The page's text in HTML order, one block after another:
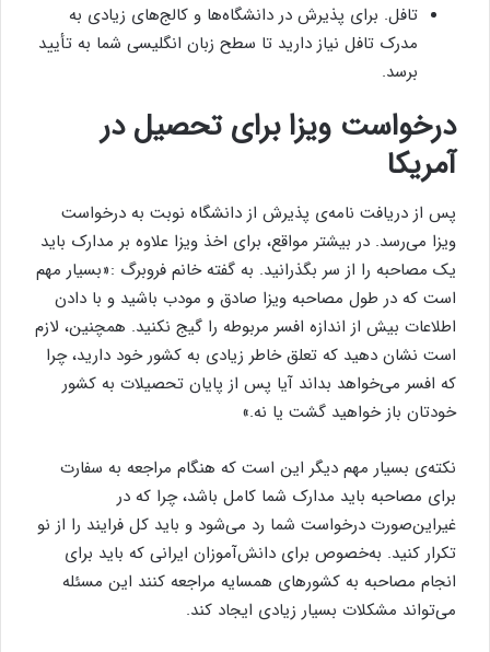
تافل. برای پذیرش در دانشگاه‌ها و کالج‌های زیادی به
مدرک تافل نیاز دارید تا سطح زبان انگلیسی شما به تأیید
برسد.
درخواست ویزا برای تحصیل در
آمریکا
پس از دریافت نامه‌ی پذیرش از دانشگاه نوبت به درخواست
ویزا می‌رسد. در بیشتر مواقع، برای اخذ ویزا علاوه بر مدارک باید
یک مصاحبه را از سر بگذرانید. به گفته‌ خانم فروبرگ :«بسیار مهم
است که در طول مصاحبه ویزا صادق و مودب باشید و با دادن
اطلاعات بیش از اندازه افسر مربوطه را گیج نکنید. همچنین، لازم
است نشان دهید که تعلق خاطر زیادی به کشور خود دارید، چرا
که افسر می‌خواهد بداند آیا پس از پایان تحصیلات به کشور
خودتان باز خواهید گشت یا نه.»
نکته‌ی بسیار مهم دیگر این است که هنگام مراجعه به سفارت
برای مصاحبه باید مدارک شما کامل باشد، چرا که در
غیراین‌صورت درخواست شما رد می‌شود و باید کل فرایند را از نو
تکرار کنید. به‌خصوص برای دانش‌آموزان ایرانی که باید برای
انجام مصاحبه به کشورهای همسایه مراجعه کنند این مسئله
می‌تواند مشکلات بسیار زیادی ایجاد کند.